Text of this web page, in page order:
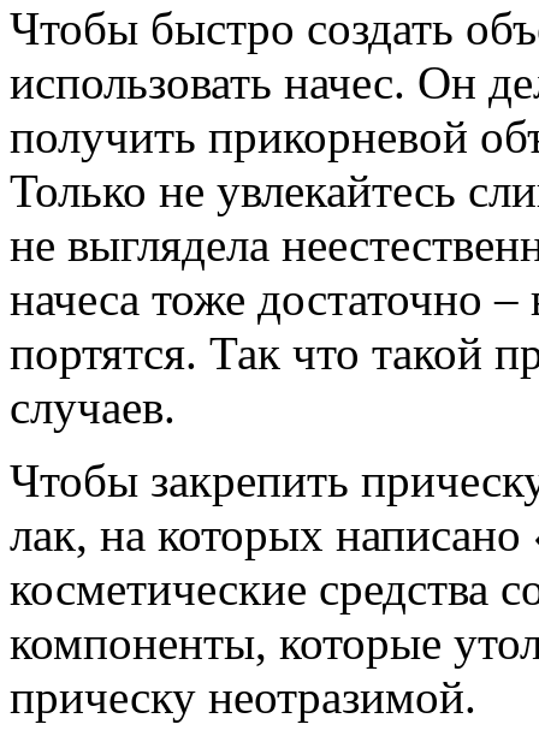
Чтобы быстро создать
использовать начес. Он
получить прикорневой
Только не увлекайтесь
не выглядела
начеса тоже достаточно
портятся. Так что такой
случаев.
Чтобы закрепить
лак, на которых
косметические средства
компоненты, которые
прическу неотразимой.